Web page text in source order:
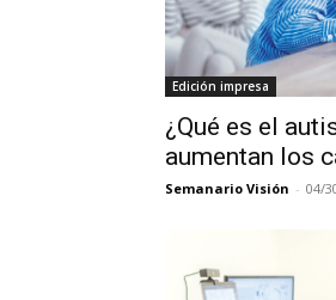
Edición impresa
¿Qué es el
aumentan los
Semanario Visión - 04/